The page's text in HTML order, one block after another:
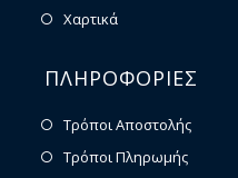
Χαρτικά
ΠΛΗΡΟΦΟΡΙΕΣ
Τρόποι Αποστολής
Τρόποι Πληρωμής